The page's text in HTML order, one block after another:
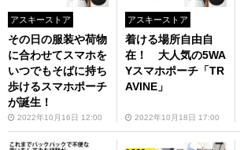
アスキーストア
その日の服装や荷物
に合わせてスマホを
いつでもそばに持ち
歩けるスマホポーチ
が誕生！
2022年10月16日 12:00
アスキーストア
着ける場所自由自
在！ 大人気の5WA
Yスマホポーチ「TR
AVINE」
2022年10月18日 17:00